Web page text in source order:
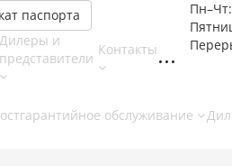
паспорта
Дилеры и
представители
Контакты
обслуживание